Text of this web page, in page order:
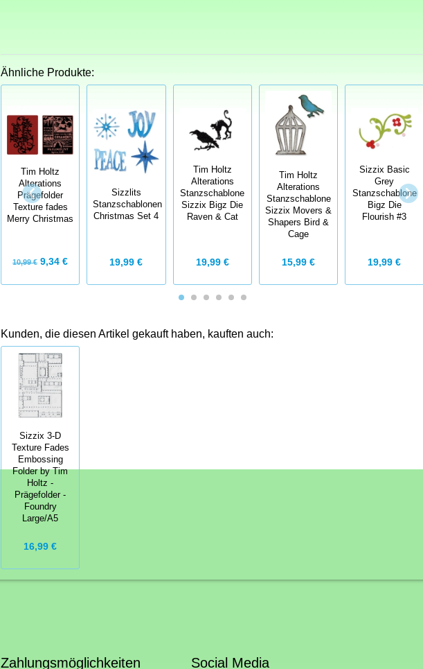
Ähnliche Produkte:
Tim Holtz
Alterations
Prägefolder
Texture fades
Merry Christmas
10,99 €9,34 €
Sizzlits
Stanzschablonen
Christmas Set 4
19,99 €
Tim Holtz
Alterations
Stanzschablone
Sizzix Bigz Die
Raven & Cat
19,99 €
Tim Holtz
Alterations
Stanzschablone
Sizzix Movers &
Shapers Bird &
Cage
15,99 €
Sizzix Basic
Grey
Stanzschablone
Bigz Die
Flourish #3
19,99 €
Kunden, die diesen Artikel gekauft haben, kauften auch:
Sizzix 3-D
Texture Fades
Embossing
Folder by Tim
Holtz -
Prägefolder -
Foundry
Large/A5
16,99 €
Zahlungsmöglichkeiten Social Media